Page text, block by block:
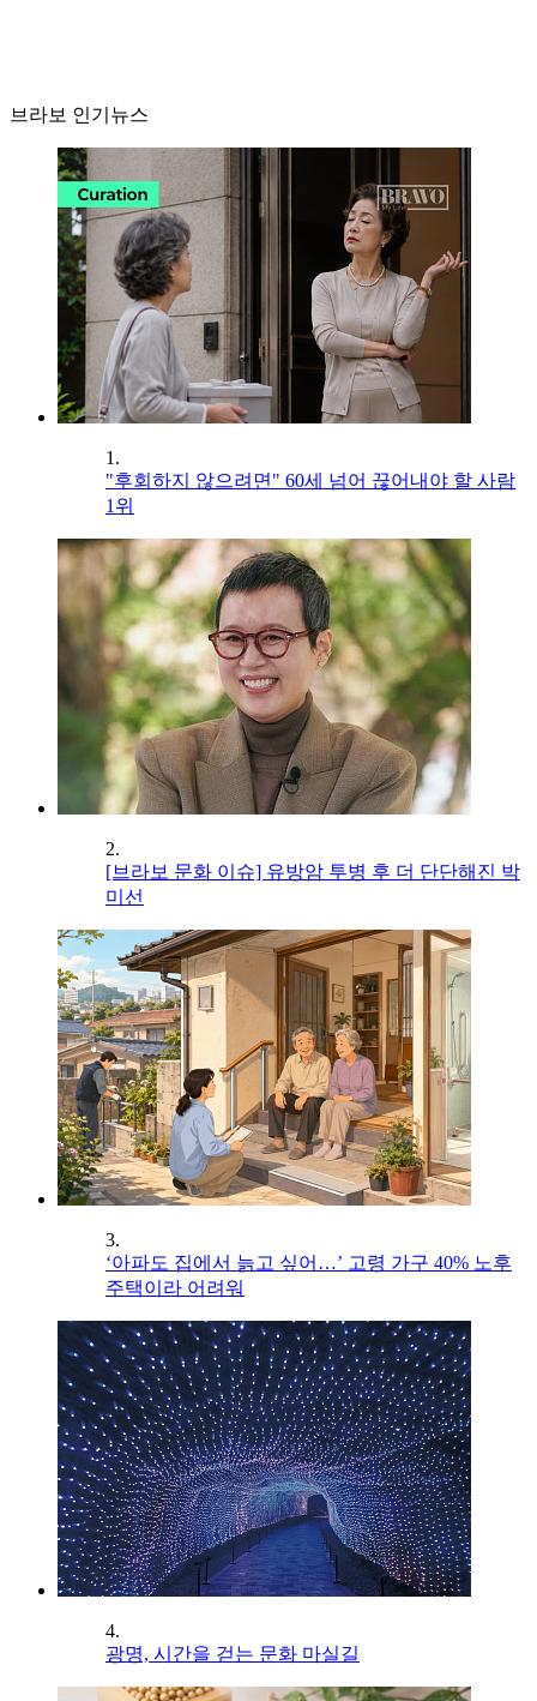
브라보 인기뉴스
1.
"후회하지 않으려면" 60세 넘어 끊어내야 할 사람
1위
2.
[브라보 문화 이슈] 유방암 투병 후 더 단단해진 박
미선
3.
‘아파도 집에서 늙고 싶어…’ 고령 가구 40% 노후
주택이라 어려워
4.
광명, 시간을 걷는 문화 마실길